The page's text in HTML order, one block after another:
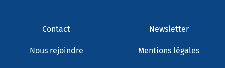
Contact Newsletter
Nous rejoindre Mentions légales